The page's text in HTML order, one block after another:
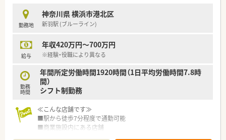
■50代前半くらいまでの方を対象としており、複数の店舗を経
験しながらスキルアップを図りたいという意欲を歓迎します。
■全国に幅広く店舗を展開し、約2兆円規模の売上高を誇る小売
業ナンバーワンのグローバル企業が運営しています。
域ニーズを先取りするステーションを目指しています。
■安定した経営基盤のもとで充実した福利厚生が整っており、将
来にわたって長く安心して働き続けることが可能です。
【求人情報について】
■ご経験やスキル次第では年収700万円以上の提示も可能であ
り、高収入を目指す薬剤師の方に非常におすすめです。
勤務地
神奈川県 横浜市港北区
新羽駅 (ブルーライン)
給与
年収420万円～700万円
※経験・役職により異なる
勤務
時間
年間所定労働時間1920時間（1日平均労働時間7.8時
間）
シフト制勤務
≪こんな店舗です≫
■駅から徒歩7分程度で通勤可能
■商業施設内にある店舗